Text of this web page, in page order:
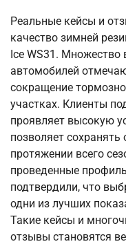
Реальные кейсы и
качество зимней
Ice WS31. Множество
автомобилей
сокращение
участках. Клиенты
проявляет высокую
позволяет
протяжении всего
проведенные
подтвердили, что
одни из лучших
Такие кейсы и
отзывы становятся